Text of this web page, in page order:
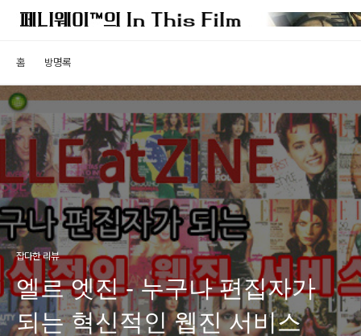
홈 방명록
잡다한 리뷰
엘르 엣진 - 누구나 편집자가
되는 혁신적인 웹진 서비스